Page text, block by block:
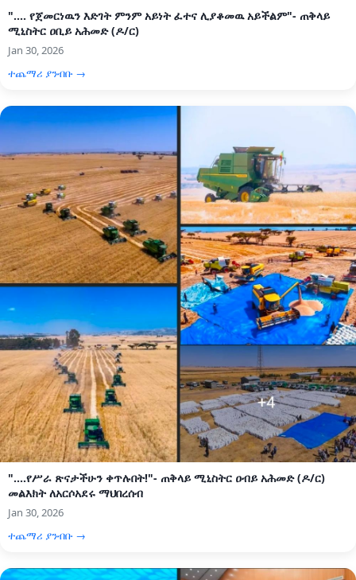
".... የጀመርነዉን እድገት ምንም አይነት ፈተና ሊያቆመዉ አይችልም"- ጠቅላይ
ሚኒስትር ዐቢይ አሕመድ (ዶ/ር)
Jan 30, 2026
ተጨማሪ ያንብቡ →
"....የሥራ ጽናታችሁን ቀጥሉበት!"- ጠቅላይ ሚኒስትር ዐብይ አሕመድ (ዶ/ር)
መልእክት ለአርሶአደሩ ማህበረሰብ
Jan 30, 2026
ተጨማሪ ያንብቡ →